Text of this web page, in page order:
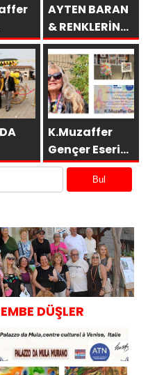
TAV
İle
AYTEN BARAN
& RENKLERİN
DİLİ
K.Muzaffer
Gençer Eseri
UNESCO
Paris’teBul
DÜŞLER